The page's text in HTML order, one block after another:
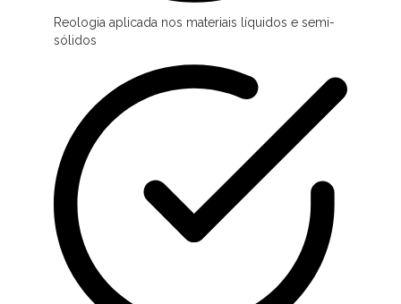
Reologia aplicada nos materiais líquidos e semi-
sólidos